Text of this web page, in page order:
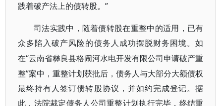
践着破产法上的债转股。”
司法实践中，随着债转股在重整中的适用，已有
众多陷入破产风险的债务人成功摆脱财务困境。如
在“云南省彝良县格闹河水电开发有限公司申请破产重
整”案中，重整计划获批后，债务人与大部分大额债权
最终持有人签订债转股协议，并如约完成登记。据
此，法院裁定债务人公司重整计划执行完毕，终结重